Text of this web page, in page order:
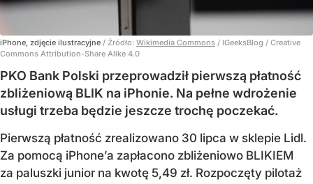
iPhone, zdjęcie ilustracyjne / Źródło: Wikimedia Commons / IGeeksBlog / Creative
Commons Attribution-Share Alike 4.0
PKO Bank Polski przeprowadził pierwszą płatność
zbliżeniową BLIK na iPhonie. Na pełne wdrożenie
usługi trzeba będzie jeszcze trochę poczekać.
Pierwszą płatność zrealizowano 30 lipca w sklepie Lidl.
Za pomocą iPhone’a zapłacono zbliżeniowo BLIKIEM
za paluszki junior na kwotę 5,49 zł. Rozpoczęty pilotaż